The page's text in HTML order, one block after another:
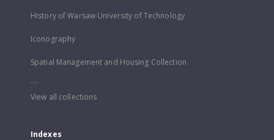
History of Warsaw University of Technology
Iconography
Spatial Management and Housing Collection
...
View all collections
Indexes